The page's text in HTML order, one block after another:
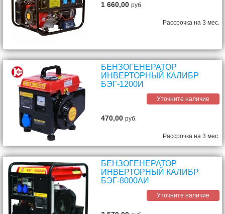
1 660,00руб.
Рассрочка на 3 мес.
БЕНЗОГЕНЕРАТОР
ИНВЕРТОРНЫЙ КАЛИБР
БЭГ-1200И
Уточните наличие
470,00руб.
Рассрочка на 3 мес.
БЕНЗОГЕНЕРАТОР
ИНВЕРТОРНЫЙ КАЛИБР
БЭГ-8000АИ
Уточните наличие